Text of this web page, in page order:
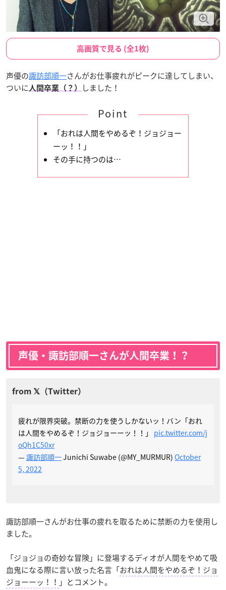
高画質で見る (全1枚)
声優の諏訪部順一さんがお仕事疲れがピークに達してしまい、
ついに 人間卒業（？） しました！
Point
「おれは人間をやめるぞ！ジョジョー
ーッ！！」
その手に持つのは…
声優・諏訪部順一さんが人間卒業！？
疲れが限界突破。禁断の力を使うしかないッ！バン「おれ
は人間をやめるぞ！ジョジョーーッ！！」 pic.twitter.com/j
oQh1C50xr
— 諏訪部順一Junichi Suwabe (@MY_MURMUR) October
5, 2022
諏訪部順一さんがお仕事の疲れを取るために禁断の力を使用し
ました。
「ジョジョの奇妙な冒険」に登場するディオが人間をやめて吸
血鬼になる際に言い放った名言「おれは人間をやめるぞ！ジョ
ジョーーッ！！ 」とコメント。